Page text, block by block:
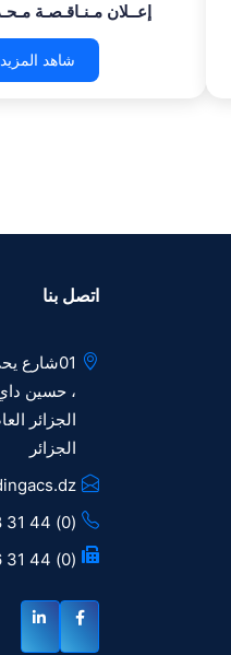
إعــلان مـنـاقـصـة
شاهد المزيد
اتصل بنا
01شارع
الجزائر
الجزائر
(0) 44 31 68 35
(0) 44 31 86 14